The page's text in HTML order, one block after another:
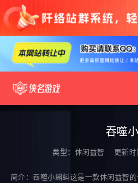
吞噬
类型： 休闲益智 更新
简介：吞噬小蝌蚪这是一款休闲益智